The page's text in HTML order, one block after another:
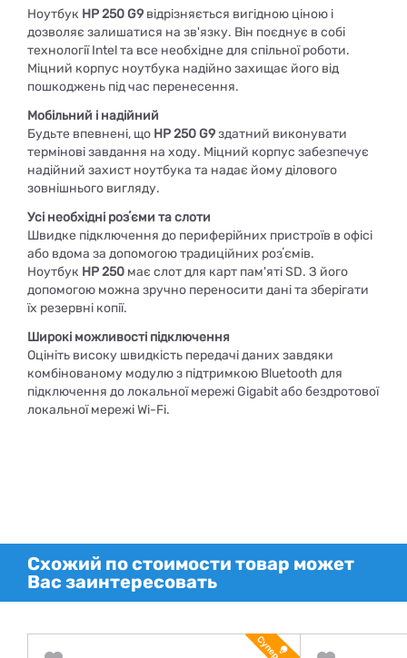
Ноутбук HP 250 G9 відрізняється вигідною ціною і
дозволяє залишатися на зв'язку. Він поєднує в собі
технології Intel та все необхідне для спільної роботи.
Міцний корпус ноутбука надійно захищає його від
пошкоджень під час перенесення.
Мобільний і надійний
Будьте впевнені, що HP 250 G9здатний виконувати
термінові завдання на ходу. Міцний корпус забезпечує
надійний захист ноутбука та надає йому ділового
зовнішнього вигляду.
Усі необхідні розʼєми та слоти
Швидке підключення до периферійних пристроїв в офісі
або вдома за допомогою традиційних розʼємів.
Ноутбук HP 250 має слот для карт пам'яті SD. З його
допомогою можна зручно переносити дані та зберігати
їх резервні копії.
Широкі можливості підключення
Оцініть високу швидкість передачі даних завдяки
комбінованому модулю з підтримкою Bluetooth для
підключення до локальної мережі Gigabit або бездротової
локальної мережі Wi-Fi.
Схожий по стоимости товар может
Вас заинтересовать